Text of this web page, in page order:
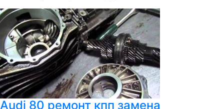
Audi 80 ремонт кпп замена